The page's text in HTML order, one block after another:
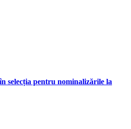
selecția pentru nominalizările la